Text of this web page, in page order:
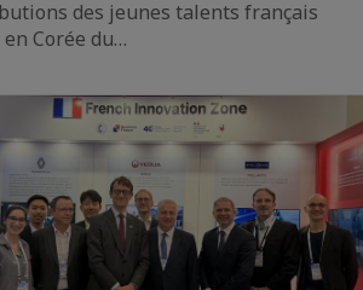
des jeunes talents français
Corée du…